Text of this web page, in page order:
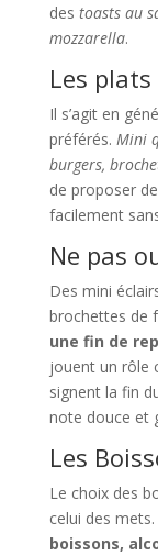
des toasts au
mozzarella.
Les
Il s’agit en
préférés. Mini
burgers,
de proposer
facilement
Ne pas
Des mini
brochettes de
une fin de
jouent un rôle
signent la fin
note douce et
Les
Le choix des
celui des mets.
boissons,